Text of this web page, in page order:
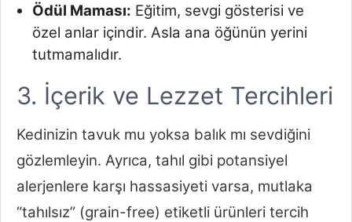
Ödül Maması: Eğitim, sevgi gösterisi ve
özel anlar içindir. Asla ana öğünün yerini
tutmamalıdır.
3. İçerik ve Lezzet Tercihleri
Kedinizin tavuk mu yoksa balık mı sevdiğini
gözlemleyin. Ayrıca, tahıl gibi potansiyel
alerjenlere karşı hassasiyeti varsa, mutlaka
“tahılsız” (grain-free) etiketli ürünleri tercih